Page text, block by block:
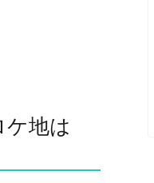
地は